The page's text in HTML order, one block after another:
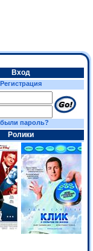
Вход
Регистрация
пароль?
Ролики